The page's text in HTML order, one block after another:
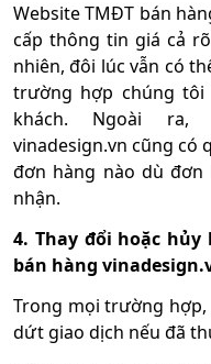
Website TMĐT bán
cấp thông tin giá cả
nhiên, đôi lúc vẫn có
trường hợp chúng tôi
khách. Ngoài ra,
vinadesign.vn cũng có
đơn hàng nào dù đơn
nhận.
4. Thay đổi hoặc hủy
bán hàng
Trong mọi trường hợp,
dứt giao dịch nếu đã